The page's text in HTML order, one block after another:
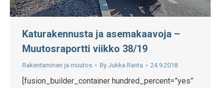
Katurakennusta ja asemakaavoja –
Muutosraportti viikko 38/19
Rakentaminen ja muutos By Jukka Ranta 24.9.2018
[fusion_builder_container hundred_percent=”yes”